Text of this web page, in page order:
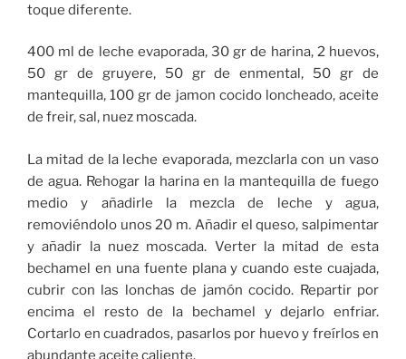
toque diferente.
400 ml de leche evaporada, 30 gr de harina, 2 huevos,
50 gr de gruyere, 50 gr de enmental, 50 gr de
mantequilla, 100 gr de jamon cocido loncheado, aceite
de freir, sal, nuez moscada.
La mitad de la leche evaporada, mezclarla con un vaso
de agua. Rehogar la harina en la mantequilla de fuego
medio y añadirle la mezcla de leche y agua,
removiéndolo unos 20 m. Añadir el queso, salpimentar
y añadir la nuez moscada. Verter la mitad de esta
bechamel en una fuente plana y cuando este cuajada,
cubrir con las lonchas de jamón cocido. Repartir por
encima el resto de la bechamel y dejarlo enfriar.
Cortarlo en cuadrados, pasarlos por huevo y freírlos en
abundante aceite caliente.